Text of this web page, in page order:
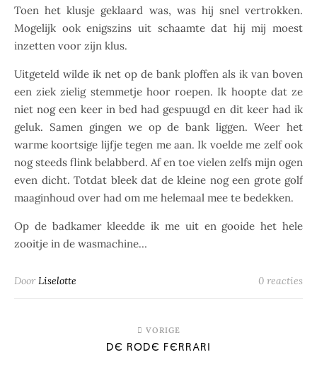
Toen het klusje geklaard was, was hij snel vertrokken.
Mogelijk ook enigszins uit schaamte dat hij mij moest
inzetten voor zijn klus.
Uitgeteld wilde ik net op de bank ploffen als ik van boven
een ziek zielig stemmetje hoor roepen. Ik hoopte dat ze
niet nog een keer in bed had gespuugd en dit keer had ik
geluk. Samen gingen we op de bank liggen. Weer het
warme koortsige lijfje tegen me aan. Ik voelde me zelf ook
nog steeds flink belabberd. Af en toe vielen zelfs mijn ogen
even dicht. Totdat bleek dat de kleine nog een grote golf
maaginhoud over had om me helemaal mee te bedekken.
Op de badkamer kleedde ik me uit en gooide het hele
zooitje in de wasmachine…
DoorLiselotte 0 reacties
VORIGE
DE RODE FERRARI